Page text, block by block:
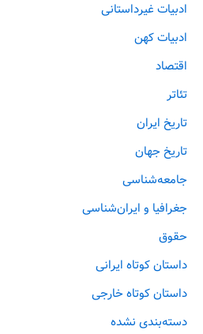
ادبیات غیرداستانی
ادبیات کهن
اقتصاد
تئاتر
تاریخ ایران
تاریخ جهان
جامعه‌شناسی
جغرافیا و ایران‌شناسی
حقوق
داستان کوتاه ایرانی
داستان کوتاه خارجی
دسته‌بندی نشده